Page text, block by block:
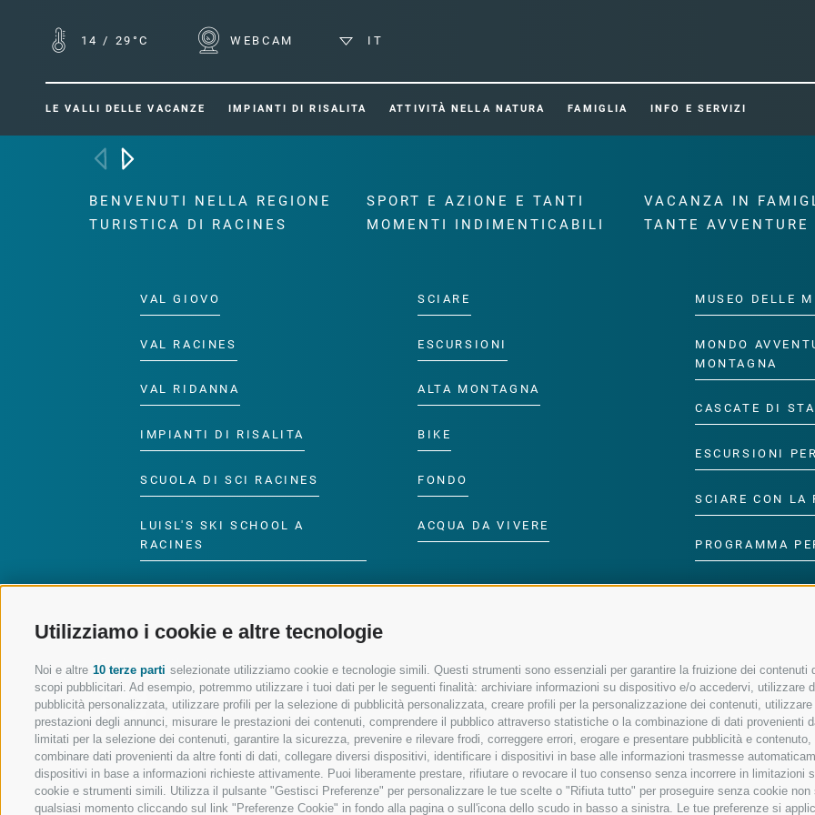
Utilizziamo i cookie e altre tecnologie
Noi e altre 10 terze parti selezionate utilizziamo cookie e tecnologie simili. Questi strumenti sono essenziali per garantire la fruizione dei
scopi pubblicitari. Ad esempio, potremmo utilizzare i tuoi dati per le seguenti finalità: archiviare informazioni su dispositivo e/o accedervi, utilizzare
pubblicità personalizzata, utilizzare profili per la selezione di pubblicità personalizzata, creare profili per la personalizzazione dei contenuti,
prestazioni degli annunci, misurare le prestazioni dei contenuti, comprendere il pubblico attraverso statistiche o la combinazione di dati
limitati per la selezione dei contenuti, garantire la sicurezza, prevenire e rilevare frodi, correggere errori, erogare e presentare pubblicità e
combinare dati provenienti da altre fonti di dati, collegare diversi dispositivi, identificare i dispositivi in base alle informazioni trasmesse
dispositivi in base a informazioni richieste attivamente. Puoi liberamente prestare, rifiutare o revocare il tuo consenso senza incorrere in
cookie e strumenti simili. Utilizza il pulsante "Gestisci Preferenze" per personalizzare le tue scelte o "Rifiuta tutto" per proseguire senza cookie
qualsiasi momento cliccando sul link "Preferenze Cookie" in fondo alla pagina o sull'icona dello scudo in basso a sinistra. Le tue preferenze si
14 / 29°C WEBCAM IT
LE VALLI DELLE VACANZE IMPIANTI DI RISALITA ATTIVITÀ NELLA NATURA FAMIGLIA INFO E SERVIZI
BENVENUTI NELLA REGIONE
TURISTICA DI RACINES
VAL GIOVO
VAL RACINES
VAL RIDANNA
IMPIANTI DI RISALITA
SCUOLA DI SCI RACINES
LUISL'S SKI SCHOOL A
RACINES
SPORT E AZIONE E TANTI
MOMENTI INDIMENTICABILI
SCIARE
ESCURSIONI
ALTA MONTAGNA
BIKE
FONDO
ACQUA DA VIVERE
VACANZA IN
TANTE AVVENTURE
MUSEO DELLE
MONDO
MONTAGNA
CASCATE DI
ESCURSIONI
SCIARE CON LA
PROGRAMMA
SEGUICI SUI SOCIAL